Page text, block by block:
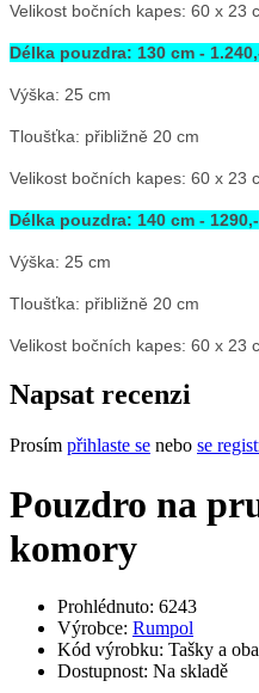
Velikost bočních kapes: 60 x 23
Délka pouzdra: 130 cm -
Výška: 25 cm
Tloušťka: přibližně 20 cm
Velikost bočních kapes: 60 x 23
Délka pouzdra: 140 cm - 1290,-
Výška: 25 cm
Tloušťka: přibližně 20 cm
Velikost bočních kapes: 60 x 23
Napsat recenzi
Prosím přihlaste se nebo se
Pouzdro na
komory
Prohlédnuto: 6243
Výrobce: Rumpol
Kód výrobku: Tašky a
Dostupnost: Na skladě